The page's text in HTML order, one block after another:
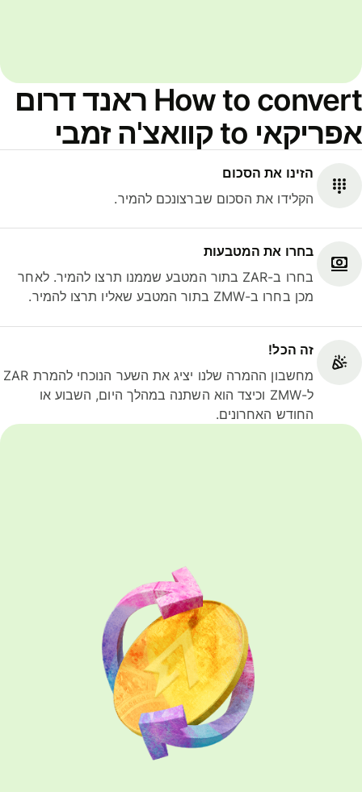
How to convert ראנד דרום
אפריקאי to קוואצ'ה זמבי
הזינו את הסכום
הקלידו את הסכום שברצונכם להמיר.
בחרו את המטבעות
בחרו ב-ZAR בתור המטבע שממנו תרצו להמיר. לאחר
מכן בחרו ב-ZMW בתור המטבע שאליו תרצו להמיר.
זה הכל!
מחשבון ההמרה שלנו יציג את השער הנוכחי להמרת ZAR
ל-ZMW וכיצד הוא השתנה במהלך היום, השבוע או
החודש האחרונים.